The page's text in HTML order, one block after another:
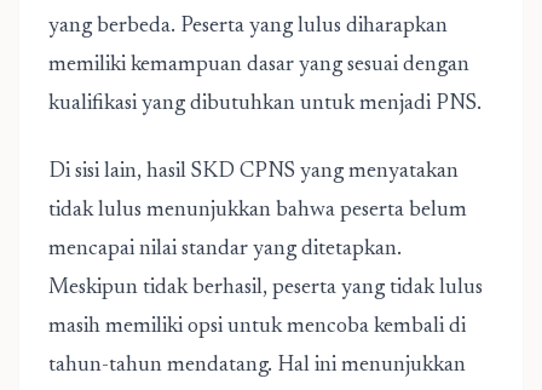
yang berbeda. Peserta yang lulus diharapkan
memiliki kemampuan dasar yang sesuai dengan
kualifikasi yang dibutuhkan untuk menjadi PNS.
Di sisi lain, hasil SKD CPNS yang menyatakan
tidak lulus menunjukkan bahwa peserta belum
mencapai nilai standar yang ditetapkan.
Meskipun tidak berhasil, peserta yang tidak lulus
masih memiliki opsi untuk mencoba kembali di
tahun-tahun mendatang. Hal ini menunjukkan